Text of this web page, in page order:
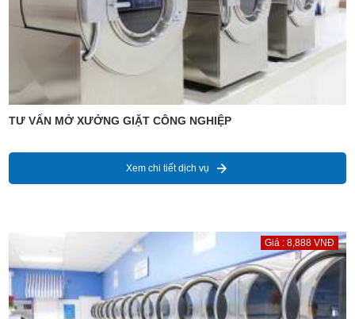
TƯ VẤN MỞ XƯỞNG GIẶT CÔNG NGHIỆP
Xem chi tiết dịch vụ
Giá : 8,888 VNĐ